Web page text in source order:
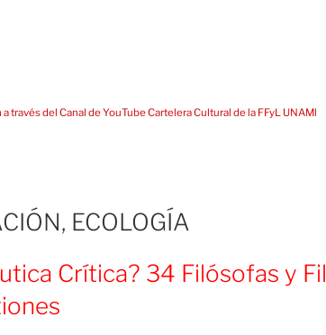
del Canal de YouTube Cartelera Cultural de la FFyL UNAMl
ECOLOGÍA
Crítica? 34 Filósofas y